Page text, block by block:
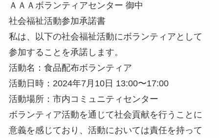
ＡＡＡボランティアセンター 御中
社会福祉活動参加承諾書
私は、以下の社会福祉活動にボランティアとして
参加することを承諾します。
活動名：食品配布ボランティア
活動日時：2024年7月10日 13:00〜17:00
活動場所：市内コミュニティセンター
ボランティア活動を通じて社会貢献を行うことに
意義を感じており、活動においては責任を持って